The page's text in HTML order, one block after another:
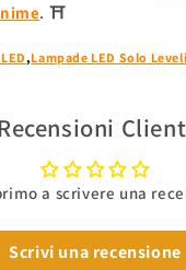
. ⛩
,Lampade LED Solo
Recensioni
a scrivere una
Scrivi una recensione